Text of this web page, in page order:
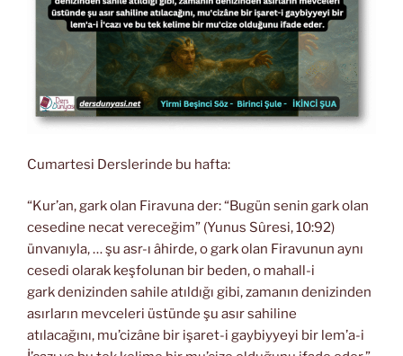
Cumartesi Derslerinde bu hafta:
“Kur’an, gark olan Firavuna der: “Bugün senin gark olan
cesedine necat vereceğim” (Yunus Sûresi, 10:92)
ünvanıyla, … şu asr-ı âhirde, o gark olan Firavunun aynı
cesedi olarak keşfolunan bir beden, o mahall-i
gark denizinden sahile atıldığı gibi, zamanın denizinden
asırların mevceleri üstünde şu asır sahiline
atılacağını, mu’cizâne bir işaret-i gaybiyyeyi bir lem’a-i